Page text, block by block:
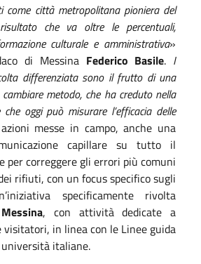
come città metropolitana pioniera del
che va oltre le percentuali,
culturale e amministrativa»
di Messina Federico Basile. I
differenziata sono il frutto di una
metodo, che ha creduto nella
oggi può misurare l’efficacia delle
messe in campo, anche una
capillare su tutto il
per correggere gli errori più comuni
rifiuti, con un focus specifico sugli
specificamente rivolta
, con attività dedicate a
in linea con le Linee guida
università italiane.